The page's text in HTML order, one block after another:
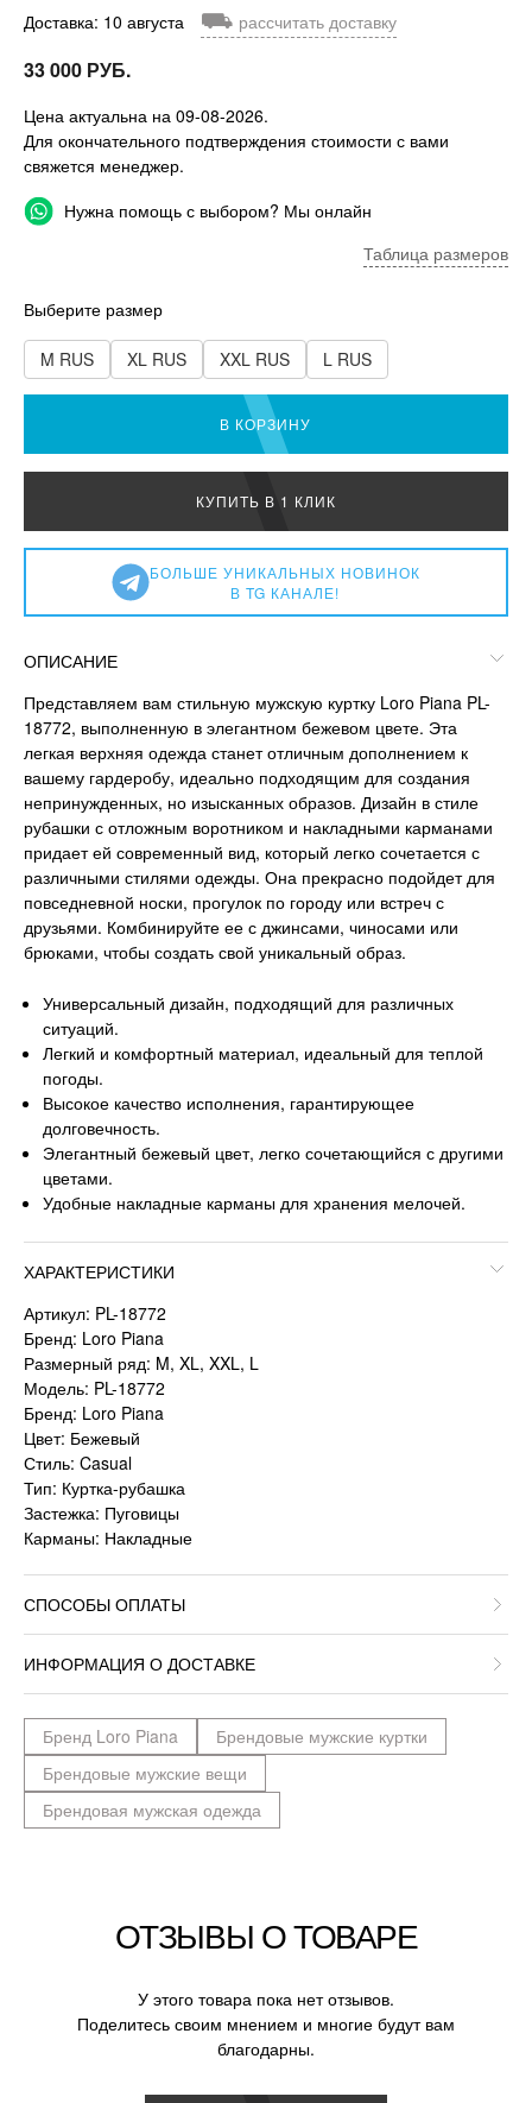
Доставка: 10 августа ⛟ рассчитать доставку
33 000 РУБ.
Цена актуальна на 09-08-2026.
Для окончательного подтверждения стоимости с вами
свяжется менеджер.
Нужна помощь с выбором? Мы онлайн
Таблица размеров
Выберите размер
M RUS XL RUS XXL RUS L RUS
В КОРЗИНУ
КУПИТЬ В 1 КЛИК
БОЛЬШЕ УНИКАЛЬНЫХ НОВИНОК
В TG КАНАЛЕ!
ОПИСАНИЕ
Представляем вам стильную мужскую куртку Loro Piana PL-
18772, выполненную в элегантном бежевом цвете. Эта
легкая верхняя одежда станет отличным дополнением к
вашему гардеробу, идеально подходящим для создания
непринужденных, но изысканных образов. Дизайн в стиле
рубашки с отложным воротником и накладными карманами
придает ей современный вид, который легко сочетается с
различными стилями одежды. Она прекрасно подойдет для
повседневной носки, прогулок по городу или встреч с
друзьями. Комбинируйте ее с джинсами, чиносами или
брюками, чтобы создать свой уникальный образ.
Универсальный дизайн, подходящий для различных
ситуаций.
Легкий и комфортный материал, идеальный для теплой
погоды.
Высокое качество исполнения, гарантирующее
долговечность.
Элегантный бежевый цвет, легко сочетающийся с другими
цветами.
Удобные накладные карманы для хранения мелочей.
ХАРАКТЕРИСТИКИ
Артикул: PL-18772
Бренд: Loro Piana
Размерный ряд: M, XL, XXL, L
Модель: PL-18772
Бренд: Loro Piana
Цвет: Бежевый
Стиль: Casual
Тип: Куртка-рубашка
Застежка: Пуговицы
Карманы: Накладные
СПОСОБЫ ОПЛАТЫ
ИНФОРМАЦИЯ О ДОСТАВКЕ
Бренд Loro Piana
Брендовые мужские куртки
Брендовые мужские вещи
Брендовая мужская одежда
ОТЗЫВЫ О ТОВАРЕ
У этого товара пока нет отзывов.
Поделитесь своим мнением и многие будут вам
благодарны.